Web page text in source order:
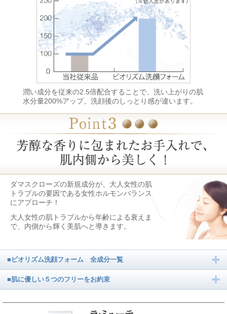
潤い成分を従来の2.5倍配合することで、洗い上がりの肌
水分量200%アップ。洗顔後のしっとり感が違います。
ダマスクローズの新規成分が、大人女性の肌
トラブルの要因である女性ホルモンバランス
にアプローチ！
大人女性の肌トラブルから年齢による衰えま
で、内側から輝く美肌へと導きます。
■ビオリズム洗顔フォーム 全成分一覧
■肌に優しい５つのフリーをお約束